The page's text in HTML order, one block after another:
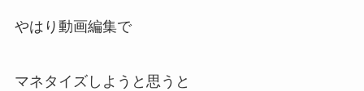
やはり動画編集で
マネタイズしようと思うと